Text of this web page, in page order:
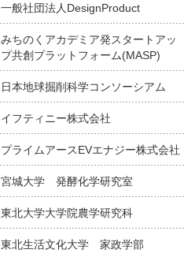
一般社団法人DesignProduct
みちのくアカデミア発スタートアッ
プ共創プラットフォーム(MASP)
日本地球掘削科学コンソーシアム
イフティニー株式会社
プライムアースEVエナジー株式会社
宮城大学 発酵化学研究室
東北大学大学院農学研究科
東北生活文化大学 家政学部